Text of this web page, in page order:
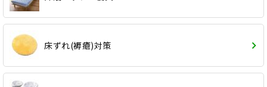
床ずれ(褥瘡)対策